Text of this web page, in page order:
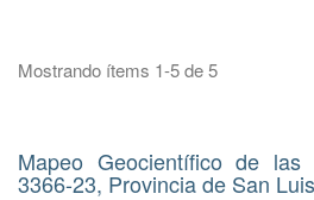
Mostrando ítems 1-5 de 5
Mapeo Geocientífico de las
3366-23, Provincia de San Luis